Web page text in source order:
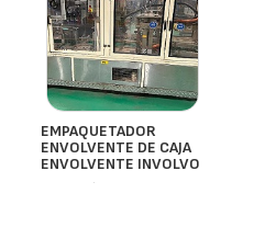
EMPAQUETADOR
ENVOLVENTE DE CAJA
ENVOLVENTE INVOLVO
- España